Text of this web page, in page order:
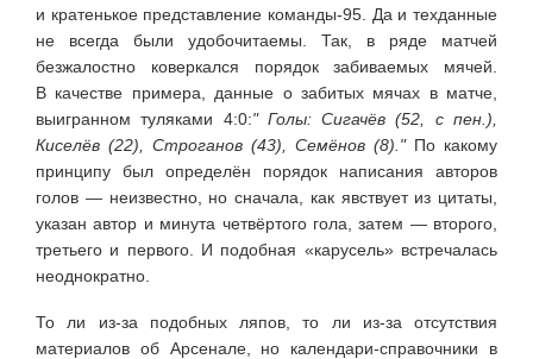
и кратенькое представление команды-95. Да и техданные
не всегда были удобочитаемы. Так, в ряде матчей
безжалостно коверкался порядок забиваемых мячей.
В качестве примера, данные о забитых мячах в матче,
выигранном туляками 4:0:" Голы: Сигачёв (52, с пен.),
Киселёв (22), Строганов (43), Семёнов (8)." По какому
принципу был определён порядок написания авторов
голов — неизвестно, но сначала, как явствует из цитаты,
указан автор и минута четвёртого гола, затем — второго,
третьего и первого. И подобная «карусель» встречалась
неоднократно.
То ли из-за подобных ляпов, то ли из-за отсутствия
материалов об Арсенале, но календари-справочники в